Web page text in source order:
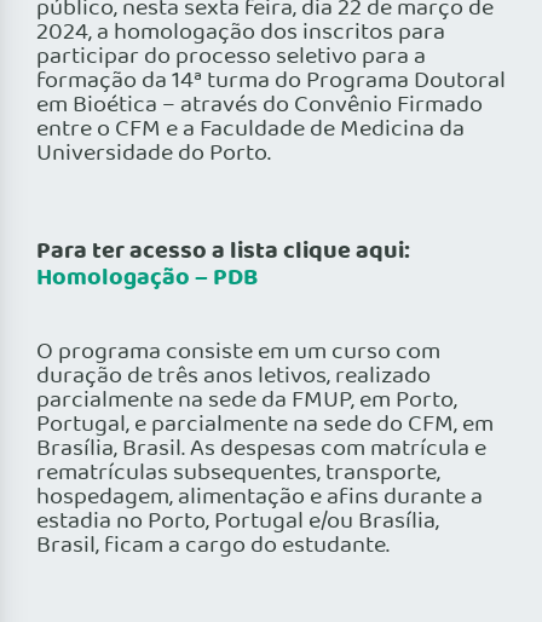
público, nesta sexta feira, dia 22 de março de
2024, a homologação dos inscritos para
participar do processo seletivo para a
formação da 14ª turma do Programa Doutoral
em Bioética – através do Convênio Firmado
entre o CFM e a Faculdade de Medicina da
Universidade do Porto.
Para ter acesso a lista clique aqui:
Homologação – PDB
O programa consiste em um curso com
duração de três anos letivos, realizado
parcialmente na sede da FMUP, em Porto,
Portugal, e parcialmente na sede do CFM, em
Brasília, Brasil. As despesas com matrícula e
rematrículas subsequentes, transporte,
hospedagem, alimentação e afins durante a
estadia no Porto, Portugal e/ou Brasília,
Brasil, ficam a cargo do estudante.